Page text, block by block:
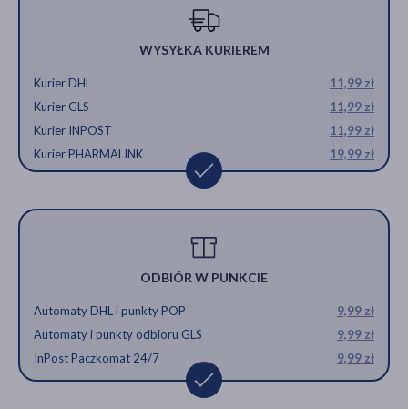
WYSYŁKA KURIEREM
Kurier DHL
11,99 zł
Kurier GLS
11,99 zł
Kurier INPOST
11,99 zł
Kurier PHARMALINK
19,99 zł
ODBIÓR W PUNKCIE
Automaty DHL i punkty POP
9,99 zł
Automaty i punkty odbioru GLS
9,99 zł
InPost Paczkomat 24/7
9,99 zł